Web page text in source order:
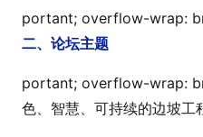
portant; overflow-wrap:
二、论坛主题
portant; overflow-wrap:
色、智慧、可持续的边坡工